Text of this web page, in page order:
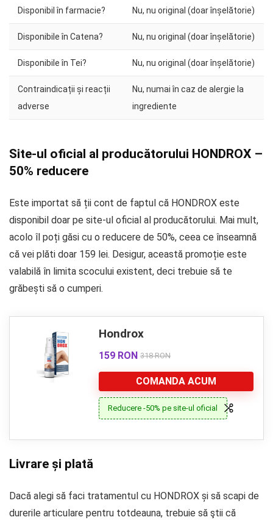
Disponibil în farmacie? Nu, nu original (doar înșelătorie)
Disponibile în Catena? Nu, nu original (doar înșelătorie)
Disponibile în Tei? Nu, nu original (doar înșelătorie)
Contraindicații și reacții
adverse
Nu, numai în caz de alergie la
ingrediente
Site-ul oficial al producătorului HONDROX –
50% reducere
Este importat să ții cont de faptul că HONDROX este
disponibil doar pe site-ul oficial al producătorului. Mai mult,
acolo îl poți găsi cu o reducere de 50%, ceea ce înseamnă
că vei plăti doar 159 lei. Desigur, această promoție este
valabilă în limita scocului existent, deci trebuie să te
grăbești să o cumperi.
Hondrox
159 RON 318 RON
COMANDA ACUM
Reducere -50% pe site-ul oficial
Livrare și plată
Dacă alegi să faci tratamentul cu HONDROX și să scapi de
durerile articulare pentru totdeauna, trebuie să ştii că